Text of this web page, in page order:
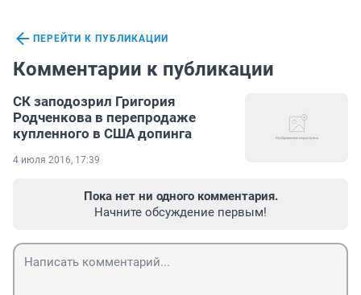
ПЕРЕЙТИ К ПУБЛИКАЦИИ
Комментарии к публикации
СК заподозрил Григория
Родченкова в перепродаже
купленного в США допинга
4 июля 2016, 17:39
Пока нет ни одного комментария.
Начните обсуждение первым!